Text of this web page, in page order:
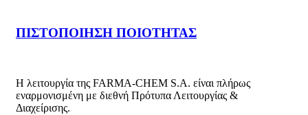
ΠΙΣΤΟΠΟΙΗΣΗ ΠΟΙΟΤΗΤΑΣ
Η λειτουργία της FARMA-CHEM S.A. είναι πλήρως
εναρμονισμένη με διεθνή Πρότυπα Λειτουργίας &
Διαχείρισης.